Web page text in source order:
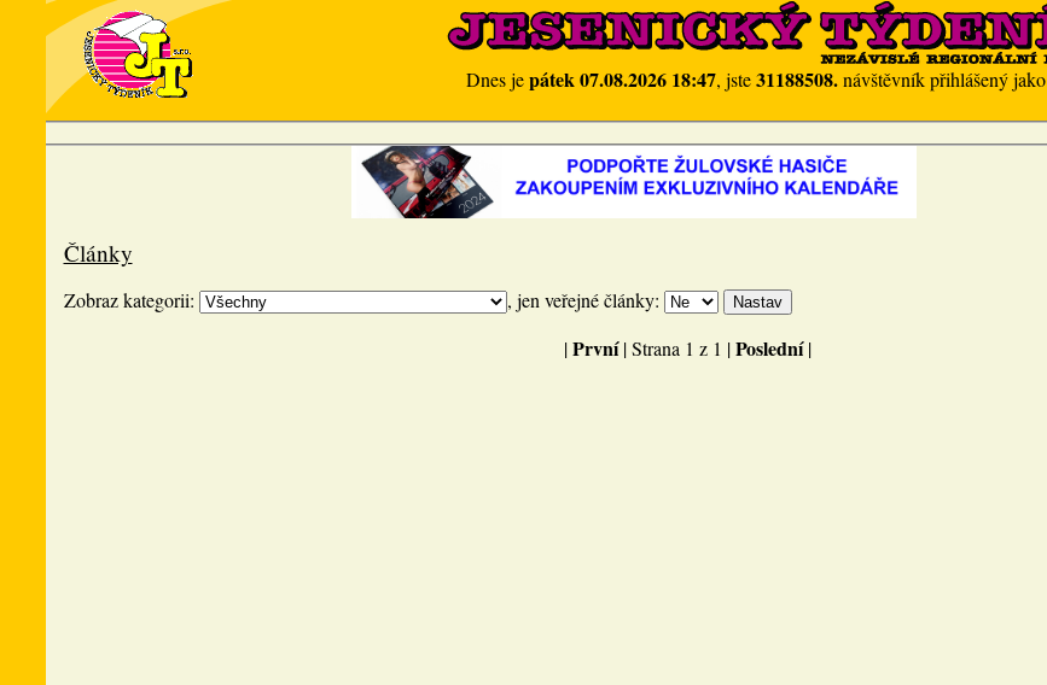
Dnes jepátek 07.08.2026 18:47, jste31188508.návštěvník přihlášený jako
Články
Zobraz kategorii:
, jen veřejné články:
|První| Strana 1 z 1 |Poslední|